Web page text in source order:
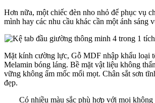
Hơn nữa, một chiếc đèn nho nhỏ để phục vụ
mình hay các nhu cầu khác cần một ánh sáng
Mặt kính cường lực, Gỗ MDF nhập khẩu loại
Melamin bóng láng. Bề mặt vật liệu không
vững không ẩm mốc mối mọt. Chân sắt sơn
đẹp.
Có nhiều màu sắc phù hợp với mọi